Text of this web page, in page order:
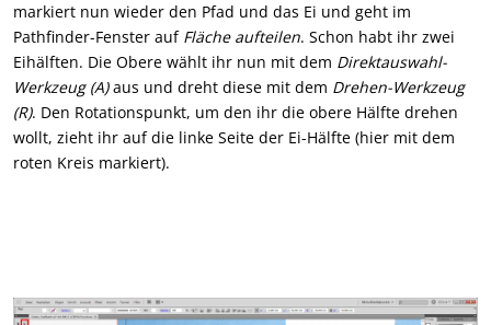
markiert nun wieder den Pfad und das Ei und geht im
Pathfinder-Fenster auf Fläche aufteilen. Schon habt ihr zwei
Eihälften. Die Obere wählt ihr nun mit dem Direktauswahl-
Werkzeug (A)aus und dreht diese mit dem Drehen-Werkzeug
(R). Den Rotationspunkt, um den ihr die obere Hälfte drehen
wollt, zieht ihr auf die linke Seite der Ei-Hälfte (hier mit dem
roten Kreis markiert).